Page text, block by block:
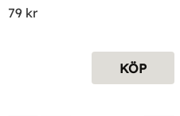
79 kr
KÖP